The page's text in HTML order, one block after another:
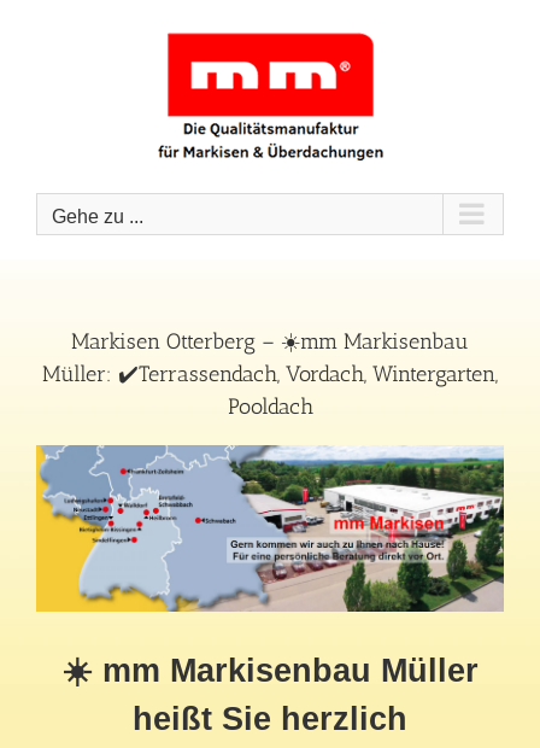
Gehe zu ...
Markisen Otterberg – ☀️mm Markisenbau
Müller: ✔️Terrassendach, Vordach, Wintergarten,
Pooldach
☀️ mm Markisenbau Müller
heißt Sie herzlich